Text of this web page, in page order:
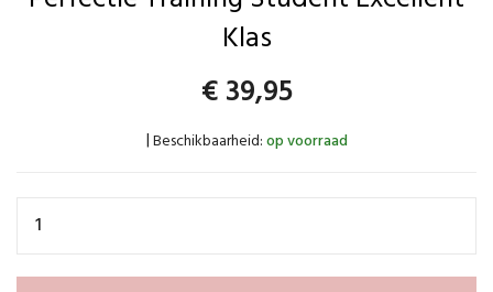
Klas
€39,95
Beschikbaarheid:op voorraad